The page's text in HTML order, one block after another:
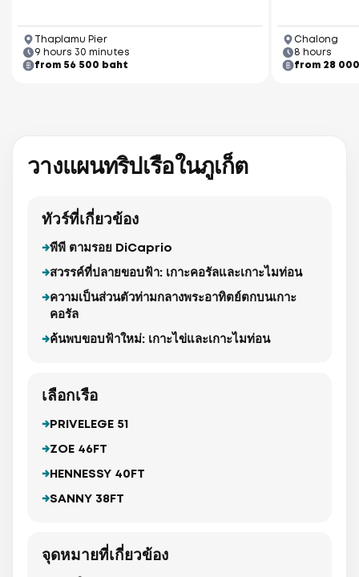
Thaplamu Pier
9 hours 30 minutes
from 56 500 baht
Chalong
8 hours
from 28
วางแผนทริปเรือในภูเก็ต
ทัวร์ที่เกี่ยวข้อง
พีพี ตามรอย DiCaprio
สวรรค์ที่ปลายขอบฟ้า: เกาะคอรัลและเกาะไมท่อน
ความเป็นส่วนตัวท่ามกลางพระอาทิตย์ตกบนเกาะ
คอรัล
ค้นพบขอบฟ้าใหม่: เกาะไข่และเกาะไมท่อน
เลือกเรือ
PRIVELEGE 51
ZOE 46FT
HENNESSY 40FT
SANNY 38FT
จุดหมายที่เกี่ยวข้อง